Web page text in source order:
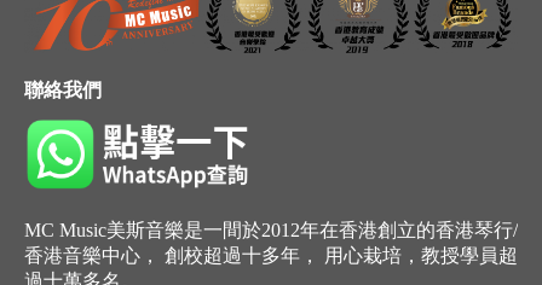
聯絡我們
MC Music美斯音樂是一間於2012年在香港創立的香港琴行/
香港音樂中心， 創校超過十多年， 用心栽培，教授學員超
過十萬多名。